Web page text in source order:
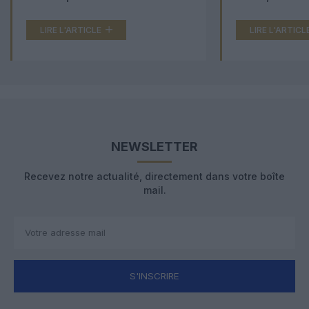
LIRE L'ARTICLE LIRE
NEWSLETTER
Recevez notre actualité, directement dans votre boîte
mail.
S'INSCRIRE